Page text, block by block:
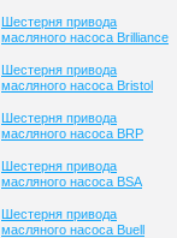
Шестерня привода
масляного насоса Brilliance
Шестерня привода
масляного насоса Bristol
Шестерня привода
масляного насоса BRP
Шестерня привода
масляного насоса BSA
Шестерня привода
масляного насоса Buell